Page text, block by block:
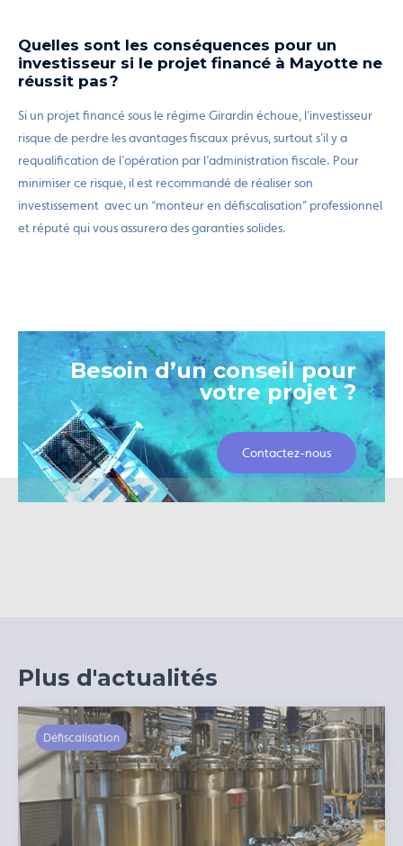
Quelles sont les conséquences pour un
investisseur si le projet financé à Mayotte ne
réussit pas ?
Si un projet financé sous le régime Girardin échoue, l’investisseur
risque de perdre les avantages fiscaux prévus, surtout s’il y a
requalification de l’opération par l’administration fiscale. Pour
minimiser ce risque, il est recommandé de réaliser son
investissement avec un “monteur en défiscalisation” professionnel
et réputé qui vous assurera des garanties solides.
Besoin d’un conseil pour
votre projet ?
Contactez-nous
Plus d'actualités
Défiscalisation